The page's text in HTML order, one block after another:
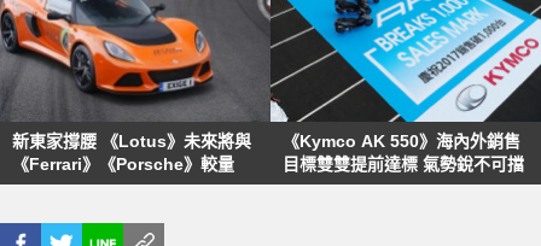
新東家撐腰 《Lotus》未來將與
《Ferrari》《Porsche》較量
《Kymco AK 550》海內外銷售
目標雙雙提前達標 氣勢銳不可擋